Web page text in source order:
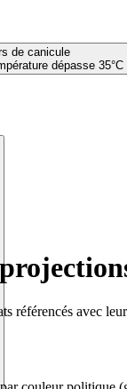
de canicule
dépasse 35°C
avec